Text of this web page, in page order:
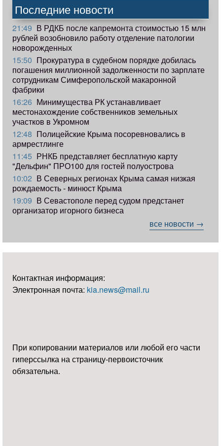
Последние новости
21:49 В РДКБ после капремонта стоимостью 15 млн
рублей возобновило работу отделение патологии
новорожденных
15:50 Прокуратура в судебном порядке добилась
погашения миллионной задолженности по зарплате
сотрудникам Симферопольской макаронной
фабрики
16:26 Минимущества РК устанавливает
местонахождение собственников земельных
участков в Укромном
12:48 Полицейские Крыма посоревновались в
армрестлинге
11:45 РНКБ представляет бесплатную карту
"Дельфин" ПРО100 для гостей полуострова
10:02 В Северных регионах Крыма самая низкая
рождаемость - минюст Крыма
19:09 В Севастополе перед судом предстанет
организатор игорного бизнеса
все новости →
Контактная информация:
Электронная почта: kia.news@mail.ru
При копировании материалов или любой его части
гиперссылка на страницу-первоисточник
обязательна.